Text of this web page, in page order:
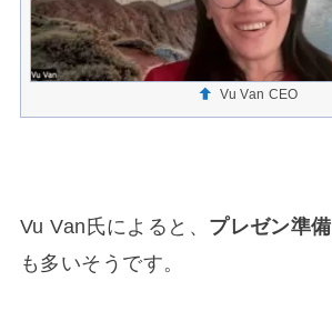
Vu Van CEO
Vu Van氏によると、 プレゼン準備
も多いそうです。